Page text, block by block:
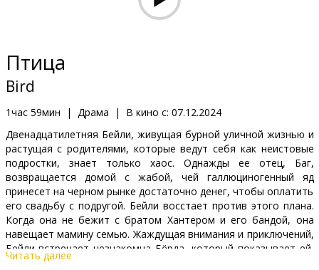
Клуб
Птица
Bird
1час 59мин | Драма | В кино с: 07.12.2024
Двенадцатилетняя Бейли, живущая бурной уличной жизнью и
растущая с родителями, которые ведут себя как неистовые
подростки, знает только хаос. Однажды ее отец, Баг,
возвращается домой с жабой, чей галлюциногенный яд
принесет на черном рынке достаточно денег, чтобы оплатить
его свадьбу с подругой. Бейли восстает против этого плана.
Когда она не бежит с братом Хантером и его бандой, она
навещает мамину семью. Жаждущая внимания и приключений,
Бейли встречает незнакомца Бёрда, который показывает ей,
что жизнь может измениться к лучшему.
Читать далее